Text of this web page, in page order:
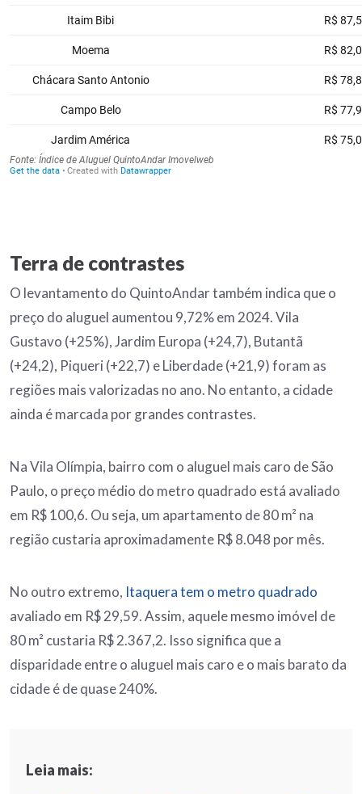
Terra de contrastes
O levantamento do QuintoAndar também indica que o
preço do aluguel aumentou 9,72% em 2024. Vila
Gustavo (+25%), Jardim Europa (+24,7), Butantã
(+24,2), Piqueri (+22,7) e Liberdade (+21,9) foram as
regiões mais valorizadas no ano. No entanto, a cidade
ainda é marcada por grandes contrastes.
Na Vila Olímpia, bairro com o aluguel mais caro de São
Paulo, o preço médio do metro quadrado está avaliado
em R$ 100,6. Ou seja, um apartamento de 80 m² na
região custaria aproximadamente R$ 8.048 por mês.
No outro extremo, Itaquera tem o metro quadrado
avaliado em R$ 29,59. Assim, aquele mesmo imóvel de
80 m² custaria R$ 2.367,2. Isso significa que a
disparidade entre o aluguel mais caro e o mais barato da
cidade é de quase 240%.
Leia mais: